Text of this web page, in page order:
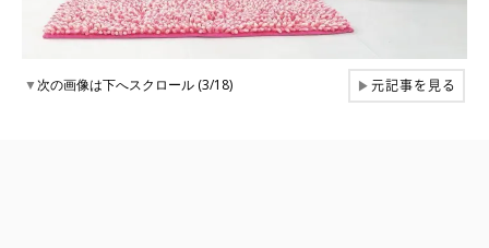
▼次の画像は下へスクロール (3/18) ▶元記事を見る